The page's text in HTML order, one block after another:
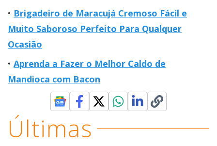
Brigadeiro de Maracujá Cremoso Fácil e
Muito Saboroso Perfeito Para Qualquer
Ocasião
Aprenda a Fazer o Melhor Caldo de
Mandioca com Bacon
Últimas